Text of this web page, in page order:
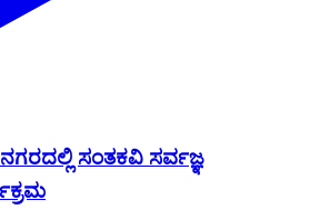
ಸಂತಕವಿ ಸರ್ವಜ್ಞ